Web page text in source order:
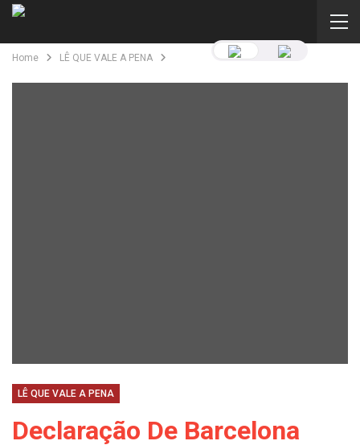
Home LÊ QUE VALE A PENA
LÊ QUE VALE A PENA
Declaração De Barcelona